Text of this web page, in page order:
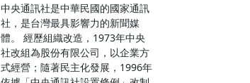
中央通訊社是中華民國的國家通訊
社，是台灣最具影響力的新聞媒
體。 經歷組織改造，1973年中央
社改組為股份有限公司，以企業方
式經營；隨著民主化發展，1996年